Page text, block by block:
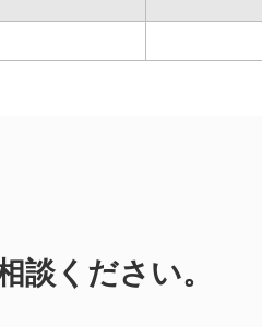
談ください。